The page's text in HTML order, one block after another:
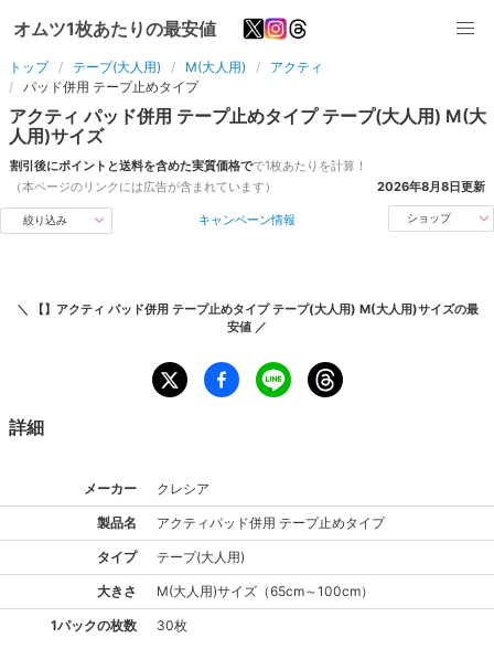
オムツ1枚あたりの最安値
トップ テープ(大人用) M(大人用)
アクティ
パッド併用 テープ止めタイプ
アクティ パッド併用 テープ止めタイプ テープ(大人用) M(大
人用)サイズ
割引後にポイントと送料を含めた実質価格でで1枚あたりを計算！
（本ページのリンクには広告が含まれています）
2026年8月8日更新
絞り込み キャンペーン情報 ショップ
＼ 【】アクティ パッド併用 テープ止めタイプ テープ(大人用) M(大人用)サイズの最
安値 ／
詳細
メーカー クレシア
製品名 アクティパッド併用 テープ止めタイプ
タイプ テープ(大人用)
大きさ M(大人用)サイズ （65cm～100cm）
1パックの枚数 30枚